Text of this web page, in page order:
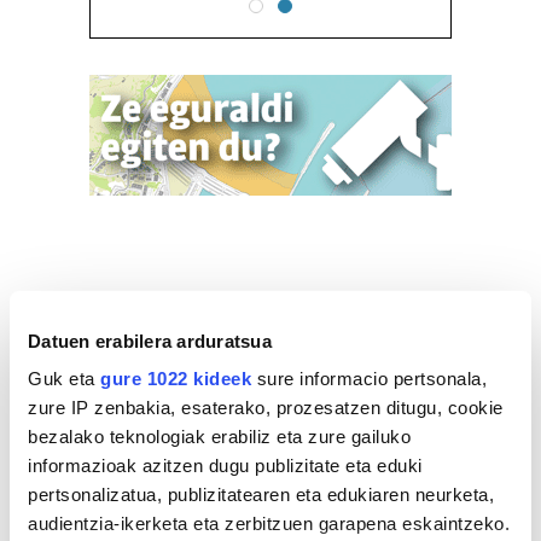
Datuen erabilera arduratsua
Guk eta gure 1022 kideek sure informacio pertsonala,
zure IP zenbakia, esaterako, prozesatzen ditugu, cookie
bezalako teknologiak erabiliz eta zure gailuko
informazioak azitzen dugu publizitate eta eduki
pertsonalizatua, publizitatearen eta edukiaren neurketa,
audientzia-ikerketa eta zerbitzuen garapena eskaintzeko.